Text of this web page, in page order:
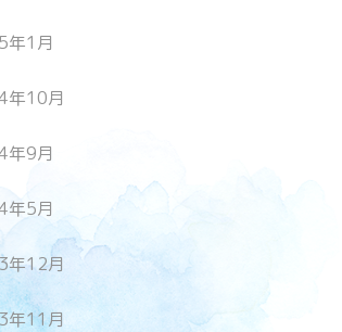
年1月
年10月
年9月
年5月
年12月
年11月